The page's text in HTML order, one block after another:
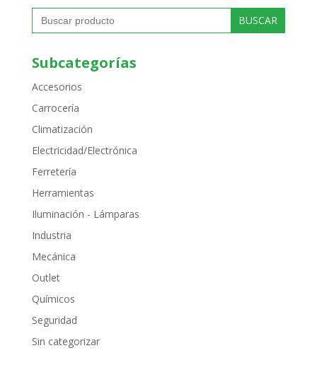
Buscar:
Subcategorías
Accesorios
Carrocería
Climatización
Electricidad/Electrónica
Ferretería
Herramientas
Iluminación - Lámparas
Industria
Mecánica
Outlet
Químicos
Seguridad
Sin categorizar